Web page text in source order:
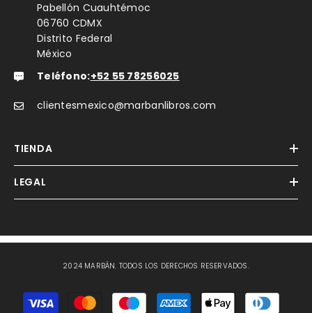
Pabellón Cuauhtémoc
06760 CDMX
Distrito Federal
México
Teléfono:+52 55 78256025
clientesmexico@marbanlibros.com
TIENDA
LEGAL
2024 MARBÁN. TODOS LOS DERECHOS RESERVADOS.
Métodos